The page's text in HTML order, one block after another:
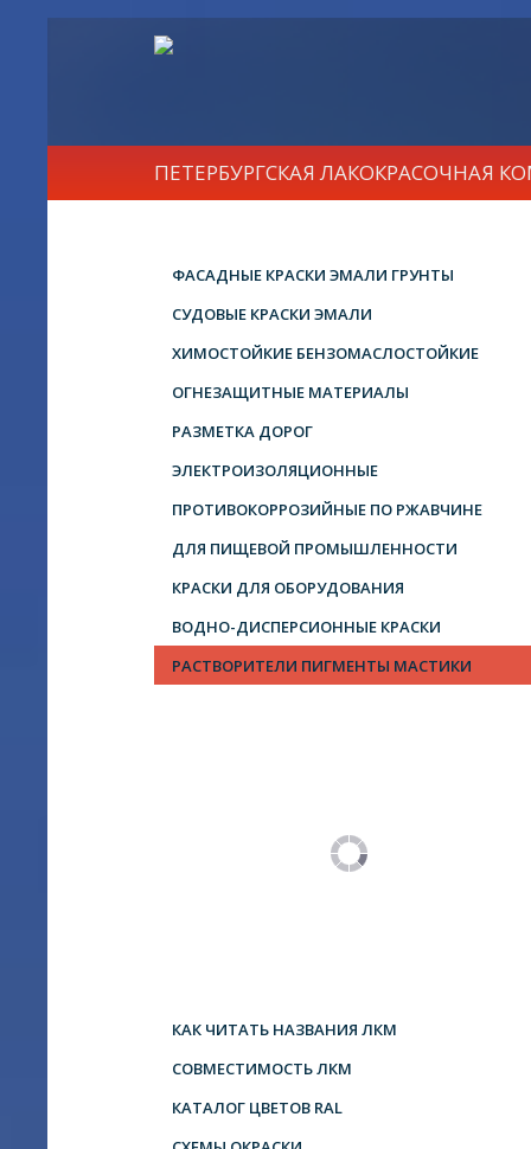
ПЕТЕРБУРГСКАЯ ЛАКОКРАСОЧНАЯ
ФАСАДНЫЕ КРАСКИ ЭМАЛИ ГРУНТЫ
СУДОВЫЕ КРАСКИ ЭМАЛИ
ХИМОСТОЙКИЕ БЕНЗОМАСЛОСТОЙКИЕ
ОГНЕЗАЩИТНЫЕ МАТЕРИАЛЫ
РАЗМЕТКА ДОРОГ
ЭЛЕКТРОИЗОЛЯЦИОННЫЕ
ПРОТИВОКОРРОЗИЙНЫЕ ПО РЖАВЧИНЕ
ДЛЯ ПИЩЕВОЙ ПРОМЫШЛЕННОСТИ
КРАСКИ ДЛЯ ОБОРУДОВАНИЯ
ВОДНО-ДИСПЕРСИОННЫЕ КРАСКИ
РАСТВОРИТЕЛИ ПИГМЕНТЫ МАСТИКИ
КАК ЧИТАТЬ НАЗВАНИЯ ЛКМ
СОВМЕСТИМОСТЬ ЛКМ
КАТАЛОГ ЦВЕТОВ RAL